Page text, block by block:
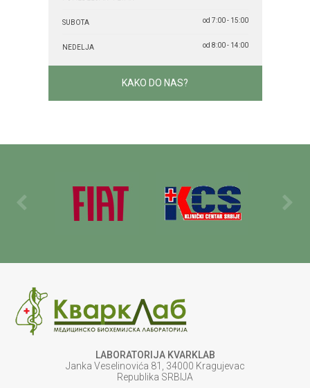
SUBOTA od 7:00 - 15:00
NEDELJA od 8:00 - 14:00
KAKO DO NAS?
LABORATORIJA KVARKLAB
Janka Veselinovića 81, 34000 Kragujevac
Republika SRBIJA